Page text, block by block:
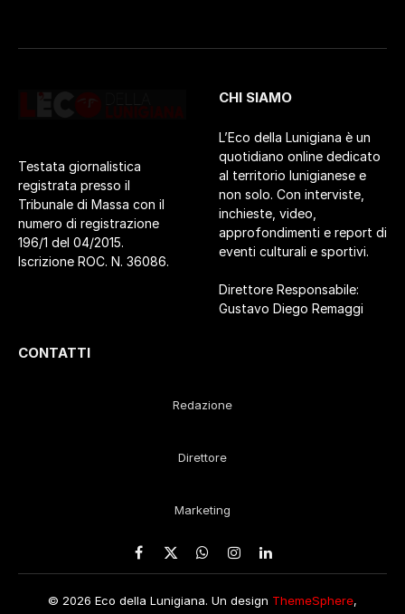
Testata giornalistica
registrata presso il
Tribunale di Massa con il
numero di registrazione
196/1 del 04/2015.
Iscrizione ROC. N. 36086.
CHI SIAMO
L’Eco della Lunigiana è un
quotidiano online dedicato
al territorio lunigianese e
non solo. Con interviste,
inchieste, video,
approfondimenti e report di
eventi culturali e sportivi.
Direttore Responsabile:
Gustavo Diego Remaggi
CONTATTI
Redazione
Direttore
Marketing
Facebook
X
WhatsApp
Instagram
LinkedIn
© 2026 Eco della Lunigiana. Un design ThemeSphere,